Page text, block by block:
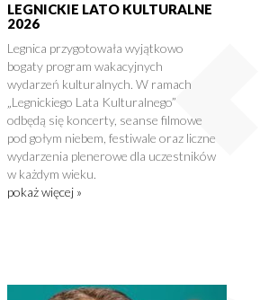
LEGNICKIE LATO KULTURALNE
2026
Legnica przygotowała wyjątkowo
bogaty program wakacyjnych
wydarzeń kulturalnych. W ramach
„Legnickiego Lata Kulturalnego”
odbędą się koncerty, seanse filmowe
pod gołym niebem, festiwale oraz liczne
wydarzenia plenerowe dla uczestników
w każdym wieku.
pokaż więcej »